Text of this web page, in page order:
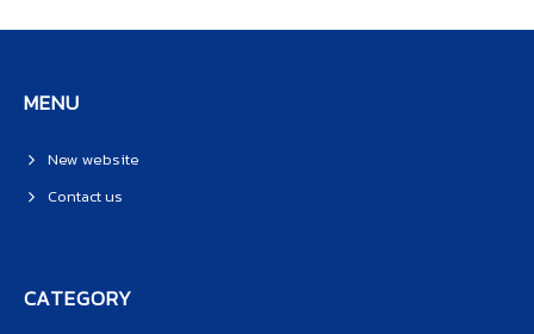
MENU
New website
Contact us
CATEGORY